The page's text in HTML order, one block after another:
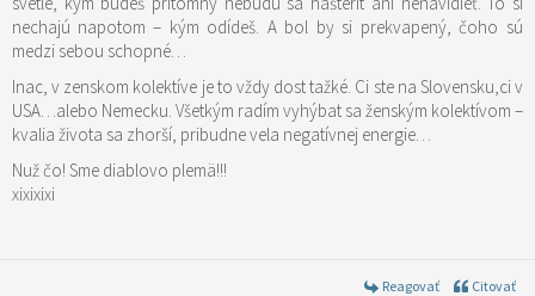
nechajú napotom – kým odídeš. A bol by si prekvapený, čoho sú
medzi sebou schopné…
Inac, v zenskom kolektíve je to vždy dost tažké. Ci ste na Slovensku,ci v
USA…alebo Nemecku. Všetkým radím vyhýbat sa ženským kolektívom –
kvalia života sa zhorší, pribudne vela negatívnej energie…
Nuž čo! Sme diablovo plemä!!!
xixixixi
Reagovať Citovať